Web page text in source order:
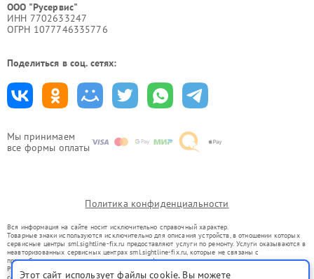
Мы принимаем
все формы оплаты
ООО "Русервис"
ИНН 7702633247
ОГРН 1077746335776
Поделиться в соц. сетях:
Политика конфиденциальности
Вся информация на сайте носит исключительно справочный характер.
Товарные знаки используются исключительно для описания устройств, в отношении которых
сервисные центры sml.sightline-fix.ru предоставляют услуги по ремонту. Услуги оказываются в
неавторизованных сервисных центрах sml.sightline-fix.ru, которые не связаны с
правообладателями товарных знаков или их официальными представителями.
Ремонт осуществляется для устройств, уже введенных в гражданский оборот в соответствии
Этот сайт использует файлы cookie. Вы можете